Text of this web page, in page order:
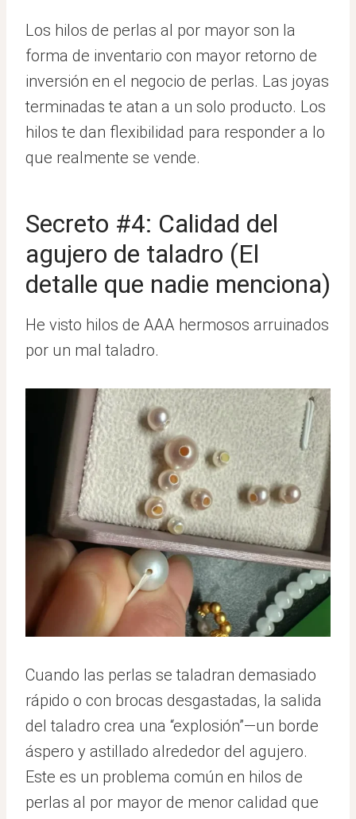
Los hilos de perlas al por mayor son la
forma de inventario con mayor retorno de
inversión en el negocio de perlas. Las joyas
terminadas te atan a un solo producto. Los
hilos te dan flexibilidad para responder a lo
que realmente se vende.
Secreto #4: Calidad del
agujero de taladro (El
detalle que nadie menciona)
He visto hilos de AAA hermosos arruinados
por un mal taladro.
Cuando las perlas se taladran demasiado
rápido o con brocas desgastadas, la salida
del taladro crea una “explosión”—un borde
áspero y astillado alrededor del agujero.
Este es un problema común en hilos de
perlas al por mayor de menor calidad que